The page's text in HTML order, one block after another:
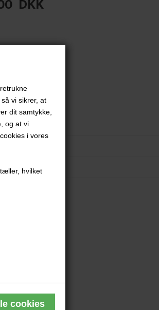
vi sikrer, at
dit samtykke,
og at vi
i vores
hvilket
DKK